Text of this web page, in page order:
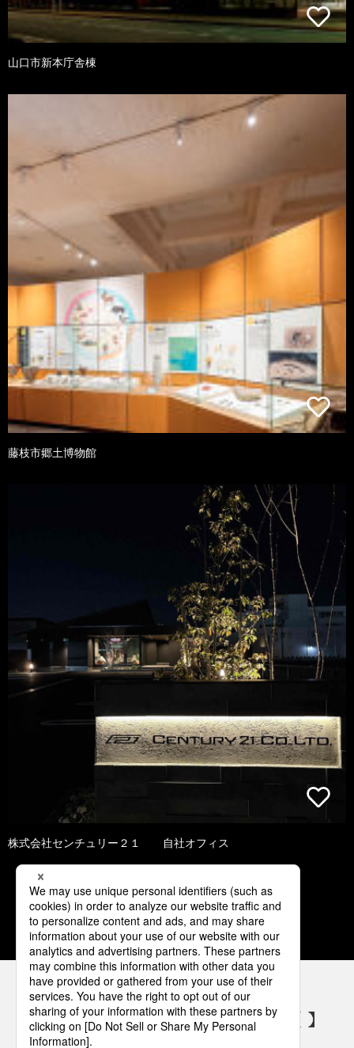
山口市新本庁舎棟
藤枝市郷土博物館
株式会社センチュリー２１ 自社オフィス
1 2 3 4 5
パナソニックの電気設備 SNSアカウント